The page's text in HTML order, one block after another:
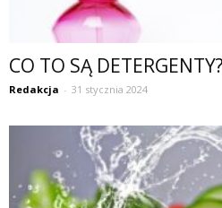
CO TO SĄ DETERGENTY?
Redakcja - 31 stycznia 2024